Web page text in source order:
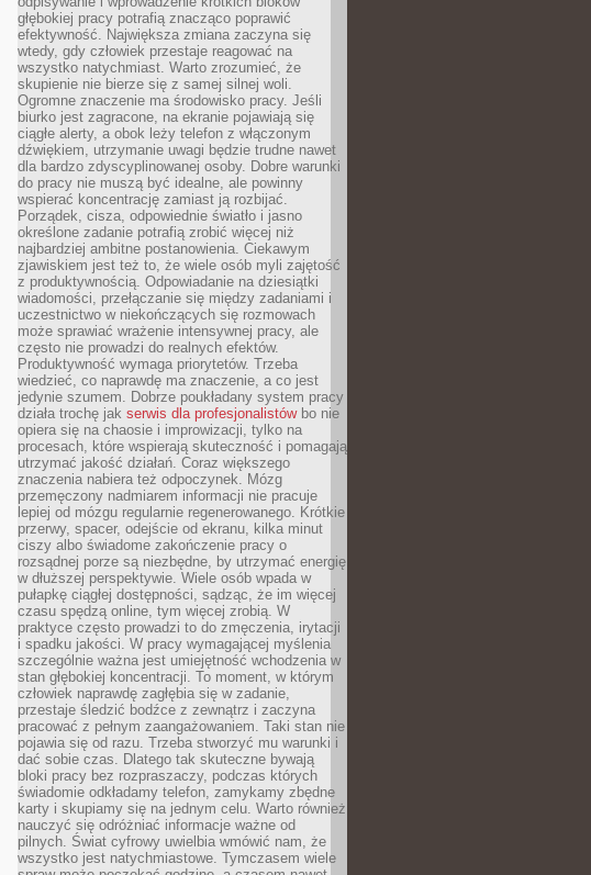
głębokiej pracy potrafią znacząco poprawić
efektywność. Największa zmiana zaczyna się
wtedy, gdy człowiek przestaje reagować na
wszystko natychmiast. Warto zrozumieć, że
skupienie nie bierze się z samej silnej woli.
Ogromne znaczenie ma środowisko pracy. Jeśli
biurko jest zagracone, na ekranie pojawiają się
ciągłe alerty, a obok leży telefon z włączonym
dźwiękiem, utrzymanie uwagi będzie trudne nawet
dla bardzo zdyscyplinowanej osoby. Dobre warunki
do pracy nie muszą być idealne, ale powinny
wspierać koncentrację zamiast ją rozbijać.
Porządek, cisza, odpowiednie światło i jasno
określone zadanie potrafią zrobić więcej niż
najbardziej ambitne postanowienia. Ciekawym
zjawiskiem jest też to, że wiele osób myli zajętość
z produktywnością. Odpowiadanie na dziesiątki
wiadomości, przełączanie się między zadaniami i
uczestnictwo w niekończących się rozmowach
może sprawiać wrażenie intensywnej pracy, ale
często nie prowadzi do realnych efektów.
Produktywność wymaga priorytetów. Trzeba
wiedzieć, co naprawdę ma znaczenie, a co jest
jedynie szumem. Dobrze poukładany system pracy
działa trochę jak serwis dla profesjonalistówbo nie
opiera się na chaosie i improwizacji, tylko na
procesach, które wspierają skuteczność i pomagają
utrzymać jakość działań. Coraz większego
znaczenia nabiera też odpoczynek. Mózg
przemęczony nadmiarem informacji nie pracuje
lepiej od mózgu regularnie regenerowanego. Krótkie
przerwy, spacer, odejście od ekranu, kilka minut
ciszy albo świadome zakończenie pracy o
rozsądnej porze są niezbędne, by utrzymać energię
w dłuższej perspektywie. Wiele osób wpada w
pułapkę ciągłej dostępności, sądząc, że im więcej
czasu spędzą online, tym więcej zrobią. W
praktyce często prowadzi to do zmęczenia, irytacji
i spadku jakości. W pracy wymagającej myślenia
szczególnie ważna jest umiejętność wchodzenia w
stan głębokiej koncentracji. To moment, w którym
człowiek naprawdę zagłębia się w zadanie,
przestaje śledzić bodźce z zewnątrz i zaczyna
pracować z pełnym zaangażowaniem. Taki stan nie
pojawia się od razu. Trzeba stworzyć mu warunki i
dać sobie czas. Dlatego tak skuteczne bywają
bloki pracy bez rozpraszaczy, podczas których
świadomie odkładamy telefon, zamykamy zbędne
karty i skupiamy się na jednym celu. Warto również
nauczyć się odróżniać informacje ważne od
pilnych. Świat cyfrowy uwielbia wmówić nam, że
wszystko jest natychmiastowe. Tymczasem wiele